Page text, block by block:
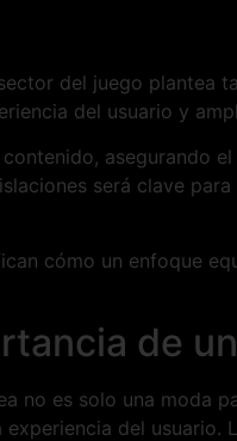
del juego
del usuario y
será clave
cómo un enfoque
de
no es solo una moda
del